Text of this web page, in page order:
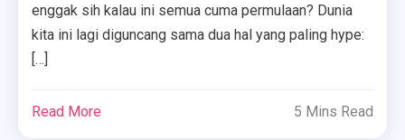
enggak sih kalau ini semua cuma permulaan? Dunia
kita ini lagi diguncang sama dua hal yang paling hype:
[…]
Read More 5 Mins Read